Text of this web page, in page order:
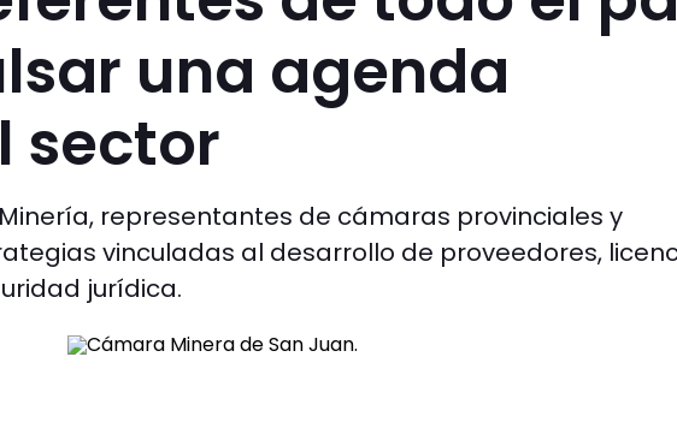
una agenda
sector
representantes de cámaras provinciales y
vinculadas al desarrollo de proveedores,
jurídica.